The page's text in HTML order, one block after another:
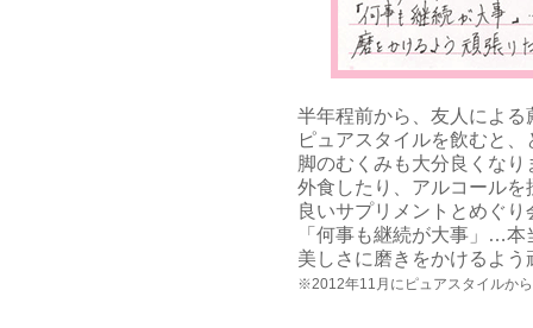
半年程前から、友人によ
ピュアスタイルを飲むと
脚のむくみも大分良くな
外食したり、アルコール
良いサプリメントとめぐ
「何事も継続が大事」…
美しさに磨きをかけるよ
※2012年11月にピュアスタイルか